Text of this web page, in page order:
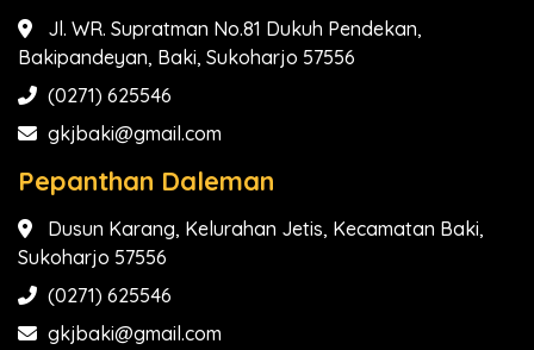
Jl. WR. Supratman No.81 Dukuh Pendekan,
Bakipandeyan, Baki, Sukoharjo 57556
(0271) 625546
gkjbaki@gmail.com
Pepanthan Daleman
Dusun Karang, Kelurahan Jetis, Kecamatan Baki,
Sukoharjo 57556
(0271) 625546
gkjbaki@gmail.com